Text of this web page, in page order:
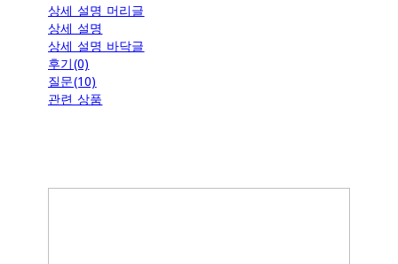
상세 설명 머리글
상세 설명
상세 설명 바닥글
후기(0)
질문(10)
관련 상품